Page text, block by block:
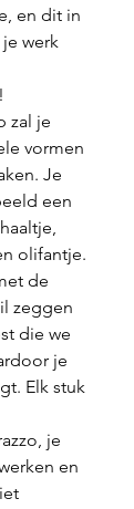
en dit in
werk
zal je
vormen
Je
een
olifantje.
de
zeggen
die we
je
Elk stuk
je
en